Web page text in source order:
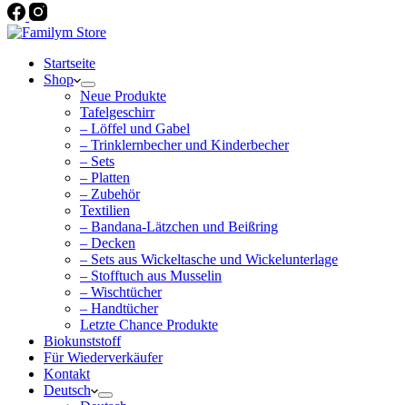
Startseite
Shop
Neue Produkte
Tafelgeschirr
– Löffel und Gabel
– Trinklernbecher und Kinderbecher
– Sets
– Platten
– Zubehör
Textilien
– Bandana-Lätzchen und Beißring
– Decken
– Sets aus Wickeltasche und Wickelunterlage
– Stofftuch aus Musselin
– Wischtücher
– Handtücher
Letzte Chance Produkte
Biokunststoff
Für Wiederverkäufer
Kontakt
Deutsch